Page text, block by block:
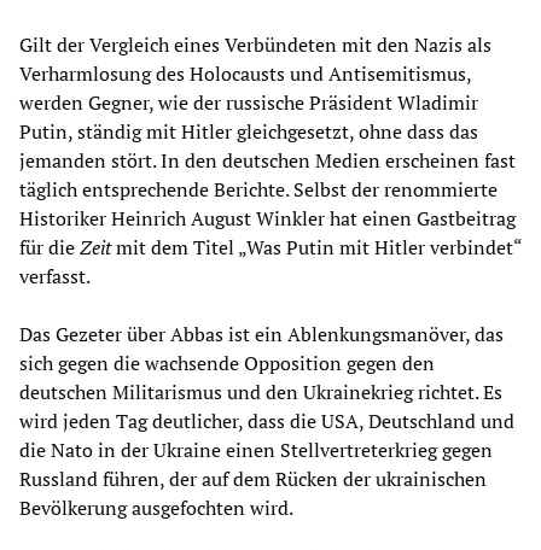
Gilt der Vergleich eines Verbündeten mit den Nazis als
Verharmlosung des Holocausts und Antisemitismus,
werden Gegner, wie der russische Präsident Wladimir
Putin, ständig mit Hitler gleichgesetzt, ohne dass das
jemanden stört. In den deutschen Medien erscheinen fast
täglich entsprechende Berichte. Selbst der renommierte
Historiker Heinrich August Winkler hat einen Gastbeitrag
für dieZeitmit dem Titel „Was Putin mit Hitler verbindet“
verfasst.
Das Gezeter über Abbas ist ein Ablenkungsmanöver, das
sich gegen die wachsende Opposition gegen den
deutschen Militarismus und den Ukrainekrieg richtet. Es
wird jeden Tag deutlicher, dass die USA, Deutschland und
die Nato in der Ukraine einen Stellvertreterkrieg gegen
Russland führen, der auf dem Rücken der ukrainischen
Bevölkerung ausgefochten wird.